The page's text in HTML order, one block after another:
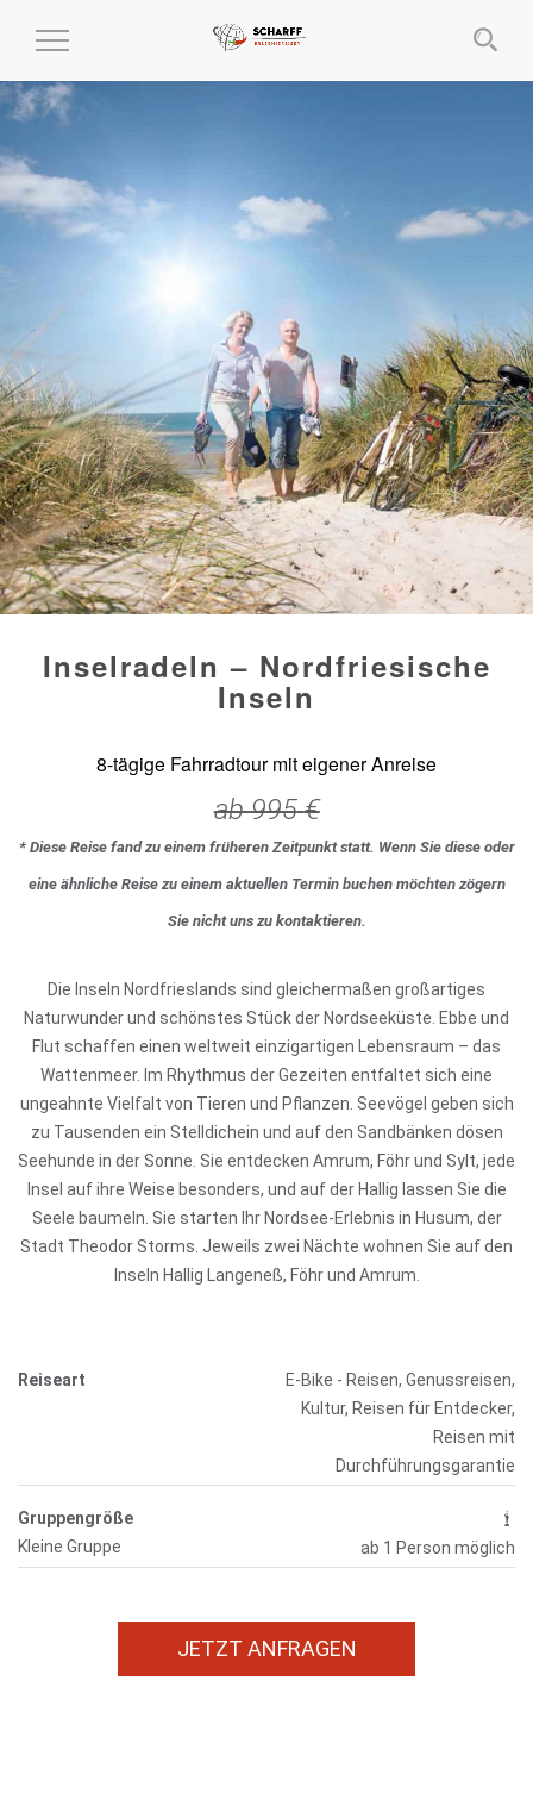
MENÜ
UND
Inselradeln – Nordfriesische
Inseln
8-tägige Fahrradtour mit eigener Anreise
ab995 €
* Diese Reise fand zu einem früheren Zeitpunkt statt. Wenn Sie diese oder
eine ähnliche Reise zu einem aktuellen Termin buchen möchten zögern
Sie nicht uns zu kontaktieren.
Die Inseln Nordfrieslands sind gleichermaßen großartiges
Naturwunder und schönstes Stück der Nordseeküste. Ebbe und
Flut schaffen einen weltweit einzigartigen Lebensraum – das
Wattenmeer. Im Rhythmus der Gezeiten entfaltet sich eine
ungeahnte Vielfalt von Tieren und Pflanzen. Seevögel geben sich
zu Tausenden ein Stelldichein und auf den Sandbänken dösen
Seehunde in der Sonne. Sie entdecken Amrum, Föhr und Sylt, jede
Insel auf ihre Weise besonders, und auf der Hallig lassen Sie die
Seele baumeln. Sie starten Ihr Nordsee-Erlebnis in Husum, der
Stadt Theodor Storms. Jeweils zwei Nächte wohnen Sie auf den
Inseln Hallig Langeneß, Föhr und Amrum.
Reiseart
E-Bike - Reisen, Genussreisen,
Kultur, Reisen für Entdecker,
Reisen mit
Durchführungsgarantie
Gruppengröße
Kleine Gruppe
ab 1 Person möglich
JETZT ANFRAGEN